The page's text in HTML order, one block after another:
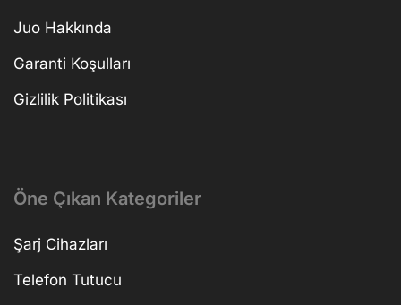
Juo Hakkında
Garanti Koşulları
Gizlilik Politikası
Öne Çıkan Kategoriler
Şarj Cihazları
Telefon Tutucu